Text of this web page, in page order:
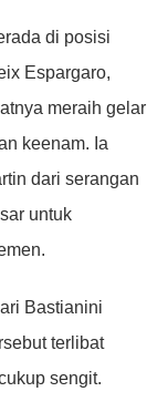
di posisi
Espargaro,
meraih gelar
keenam. Ia
dari serangan
untuk
Bastianini
terlibat
sengit.